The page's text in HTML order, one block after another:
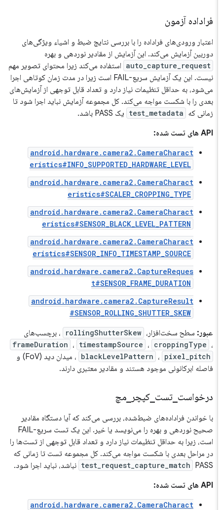
فراداده آزمون
اعتبار ورودی‌های فراداده را با بررسی نتایج ضبط و اشیاء ویژگی‌های
دوربین آزمایش می‌کند. این آزمایش از مقادیر نوردهی و بهره
auto_capture_request استفاده می‌کند زیرا محتوای تصویر مهم
نیست. این یک آزمایش سریع-FAIL است زیرا در مدت زمان کوتاهی اجرا
می‌شود، به حداقل تنظیمات نیاز دارد و تعداد قابل توجهی از آزمایش‌های
بعدی را با شکست مواجه می‌کند. کل مجموعه آزمایش نباید اجرا شود تا
زمانی که
test_metadata یک PASS باشد.
API های تست شده:
android.hardware.camera2.CameraCharact
eristics#INFO_SUPPORTED_HARDWARE_LEVEL
android.hardware.camera2.CameraCharact
eristics#SCALER_CROPPING_TYPE
android.hardware.camera2.CameraCharact
eristics#SENSOR_BLACK_LEVEL_PATTERN
android.hardware.camera2.CameraCharact
eristics#SENSOR_INFO_TIMESTAMP_SOURCE
android.hardware.camera2.CaptureReques
t#SENSOR_FRAME_DURATION
android.hardware.camera2.CaptureResult
#SENSOR_ROLLING_SHUTTER_SKEW
عبور:سطح سخت‌افزار، rollingShutterSkew ، برچسب‌های
frameDuration ، timestampSource ، croppingType
blackLevelPattern ، pixel_pitch
، میدان دید (FoV) و
فاصله ابرکانونی موجود هستند و مقادیر معتبری دارند.
درخواست_ تست_ کپچر_ مچ
با خواندن فراداده‌های ضبط‌شده، بررسی می‌کند که آیا دستگاه مقادیر
صحیح نوردهی و بهره را می‌نویسد یا خیر. این یک تست سریع-FAIL
است، زیرا به حداقل تنظیمات نیاز دارد و تعداد قابل توجهی از تست‌ها را
در مراحل بعدی با شکست مواجه می‌کند. کل مجموعه تست تا زمانی که
test_request_capture_match
PASS نباشد، نباید اجرا شود.
API های تست شده:
android.hardware.camera2.CameraCharact